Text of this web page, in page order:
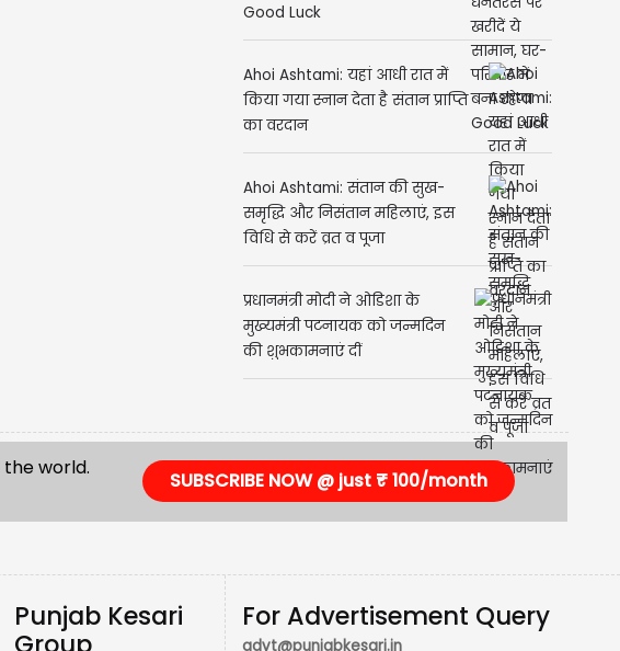
Good Luck
Ahoi Ashtami: यहां आधी रात में
किया गया स्नान देता है संतान प्राप्ति
का वरदान
Ahoi Ashtami: संतान की सुख-
समृद्धि और निसंतान महिलाएं, इस
विधि से करें व्रत व पूजा
प्रधानमंत्री मोदी ने ओडिशा के
मुख्यमंत्री पटनायक को जन्मदिन
की शुभकामनाएं दीं
world.
SUBSCRIBE NOW @ just ₹ 100/month
Punjab Kesari
For Advertisement Query
advt@punjabkesari.in